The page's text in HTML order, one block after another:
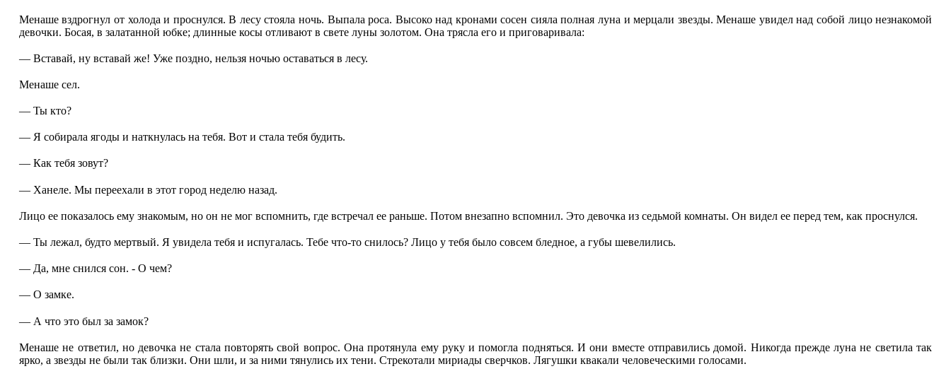
Менаше вздрогнул от холода и проснулся. В лесу стояла ночь. Выпала роса. Высоко над кронами сосен сияла полная луна и мерцали звезды. Менаше увидел над собой лицо незнакомой
девочки. Босая, в залатанной юбке; длинные косы отливают в свете луны золотом. Она трясла его и приговаривала:
— Вставай, ну вставай же! Уже поздно, нельзя ночью оставаться в лесу.
Менаше сел.
— Ты кто?
— Я собирала ягоды и наткнулась на тебя. Вот и стала тебя будить.
— Как тебя зовут?
— Ханеле. Мы переехали в этот город неделю назад.
Лицо ее показалось ему знакомым, но он не мог вспомнить, где встречал ее раньше. Потом внезапно вспомнил. Это девочка из седьмой комнаты. Он видел ее перед тем, как проснулся.
— Ты лежал, будто мертвый. Я увидела тебя и испугалась. Тебе что-то снилось? Лицо у тебя было совсем бледное, а губы шевелились.
— Да, мне снился сон. - О чем?
— О замке.
— А что это был за замок?
Менаше не ответил, но девочка не стала повторять свой вопрос. Она протянула ему руку и помогла подняться. И они вместе отправились домой. Никогда прежде луна не светила так
ярко, а звезды не были так близки. Они шли, и за ними тянулись их тени. Стрекотали мириады сверчков. Лягушки квакали человеческими голосами.